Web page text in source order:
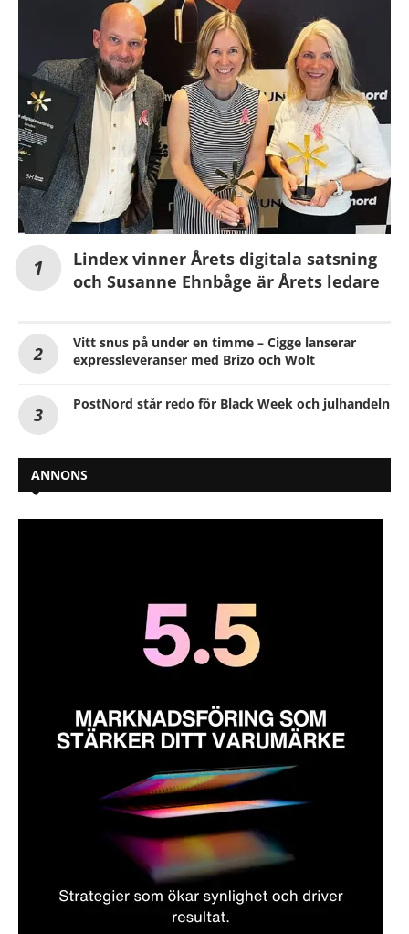
Lindex vinner Årets digitala satsning
och Susanne Ehnbåge är Årets ledare
Vitt snus på under en timme – Cigge lanserar
expressleveranser med Brizo och Wolt
PostNord står redo för Black Week och julhandeln
ANNONS